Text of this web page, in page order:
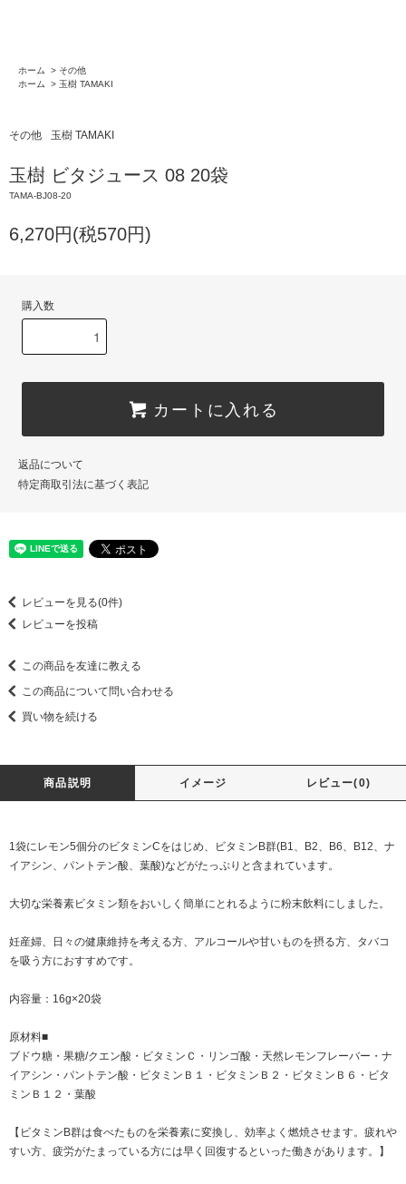
ホーム > その他
ホーム
> 玉樹 TAMAKI
その他 玉樹 TAMAKI
玉樹 ビタジュース 08 20袋
TAMA-BJ08-20
6,270円(税570円)
購入数
カートに入れる
返品について
特定商取引法に基づく表記
レビューを見る(0件)
レビューを投稿
この商品を友達に教える
この商品について問い合わせる
買い物を続ける
商品説明 イメージ レビュー(0)
1袋にレモン5個分のビタミンCをはじめ、ビタミンB群(B1、B2、B6、B12、ナ
イアシン、パントテン酸、葉酸)などがたっぷりと含まれています。
大切な栄養素ビタミン類をおいしく簡単にとれるように粉末飲料にしました。
妊産婦、日々の健康維持を考える方、アルコールや甘いものを摂る方、タバコ
を吸う方におすすめです。
内容量：16g×20袋
原材料■
ブドウ糖・果糖/クエン酸・ビタミンＣ・リンゴ酸・天然レモンフレーバー・ナ
イアシン・パントテン酸・ビタミンＢ１・ビタミンＢ２・ビタミンＢ６・ビタ
ミンＢ１２・葉酸
【ビタミンB群は食べたものを栄養素に変換し、効率よく燃焼させます。疲れや
すい方、疲労がたまっている方には早く回復するといった働きがあります。】